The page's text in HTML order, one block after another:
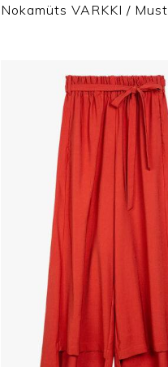
Nokamüts VARKKI / Must